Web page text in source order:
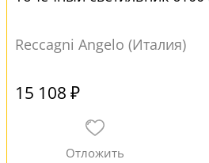
Reccagni Angelo (Италия)
15 108 ₽